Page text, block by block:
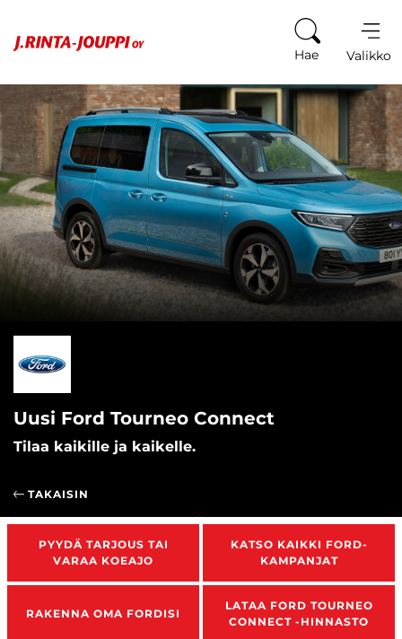
Hae Valikko
Uusi Ford Tourneo Connect
Tilaa kaikille ja kaikelle.
TAKAISIN
PYYDÄ TARJOUS TAI
VARAA KOEAJO
KATSO KAIKKI FORD-
KAMPANJAT
RAKENNA OMA FORDISI
LATAA FORD TOURNEO
CONNECT -HINNASTO